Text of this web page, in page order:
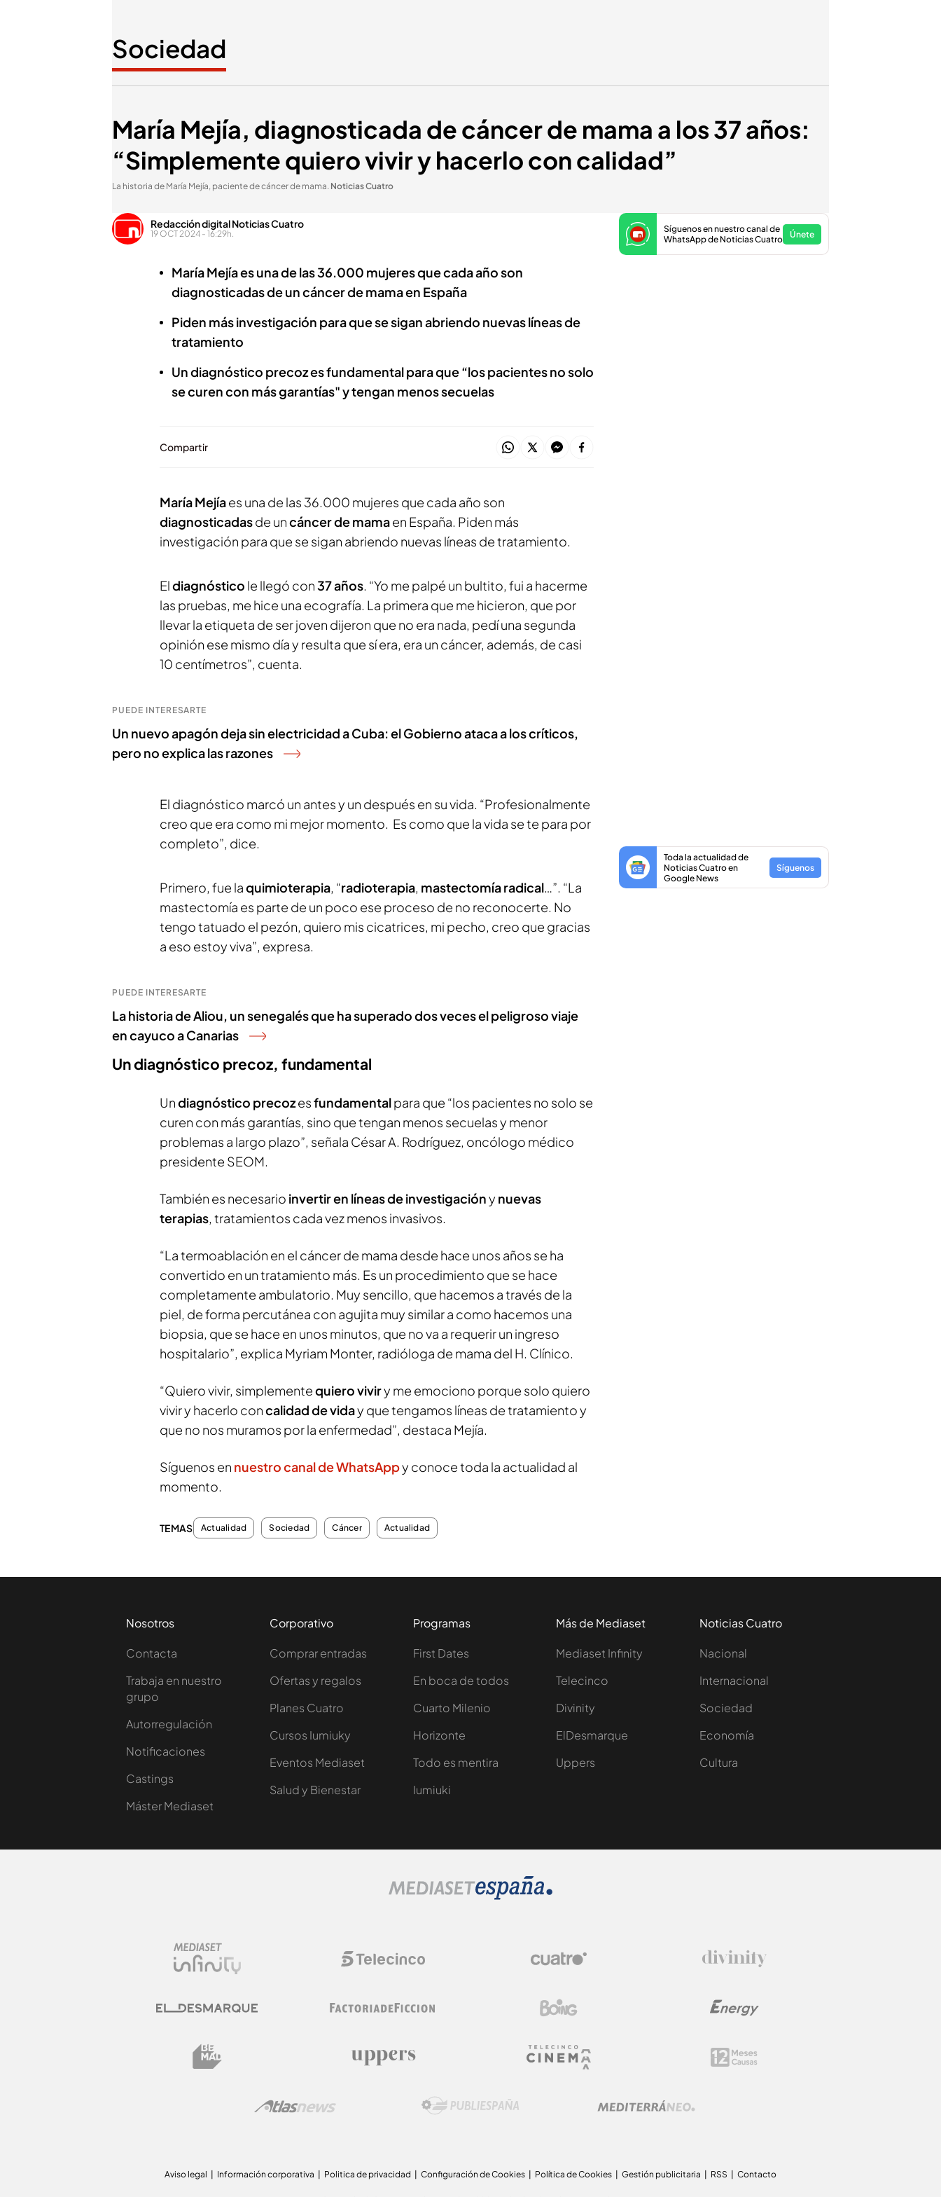
Sociedad
María Mejía, diagnosticada de cáncer de mama a los 37 años:
“Simplemente quiero vivir y hacerlo con calidad”
La historia de María Mejía, paciente de cáncer de mama. Noticias Cuatro
Redacción digital Noticias Cuatro
19 OCT 2024 - 16:29h.
María Mejía es una de las 36.000 mujeres que cada año son
diagnosticadas de un cáncer de mama en España
Piden más investigación para que se sigan abriendo nuevas líneas de
tratamiento
Un diagnóstico precoz es fundamental para que “los pacientes no solo
se curen con más garantías" y tengan menos secuelas
Compartir
María Mejíaes una de las 36.000 mujeres que cada año son
diagnosticadasde uncáncer de mamaen España. Piden más
investigación para que se sigan abriendo nuevas líneas de tratamiento.
Eldiagnóstico le llegó con37 años. “Yo me palpé un bultito, fui a hacerme
las pruebas, me hice una ecografía. La primera que me hicieron, que por
llevar la etiqueta de ser joven dijeron que no era nada, pedí una segunda
opinión ese mismo día y resulta que sí era, era un cáncer, además, de casi
10 centímetros”, cuenta.
PUEDE INTERESARTE
Un nuevo apagón deja sin electricidad a Cuba: el Gobierno ataca a los críticos,
pero no explica las razones
El diagnóstico marcó un antes y un después en su vida. “Profesionalmente
creo que era como mi mejor momento. Es como que la vida se te para por
completo”, dice.
Primero, fue laquimioterapia, “radioterapia, mastectomía radical…”. “La
mastectomía es parte de un poco ese proceso de no reconocerte. No
tengo tatuado el pezón, quiero mis cicatrices, mi pecho, creo que gracias
a eso estoy viva”, expresa.
PUEDE INTERESARTE
La historia de Aliou, un senegalés que ha superado dos veces el peligroso viaje
en cayuco a Canarias
Un diagnóstico precoz, fundamental
Undiagnóstico precozesfundamentalpara que “los pacientes no solo se
curen con más garantías, sino que tengan menos secuelas y menor
problemas a largo plazo”, señala César A. Rodríguez, oncólogo médico
presidente SEOM.
Síguenos en nuestro canal de
WhatsApp de Noticias Cuatro
Únete
También es necesario invertir en líneas de investigacióny nuevas
terapias, tratamientos cada vez menos invasivos.
“La termoablación en el cáncer de mama desde hace unos años se ha
convertido en un tratamiento más. Es un procedimiento que se hace
completamente ambulatorio. Muy sencillo, que hacemos a través de la
piel, de forma percutánea con agujita muy similar a como hacemos una
biopsia, que se hace en unos minutos, que no va a requerir un ingreso
hospitalario”, explica Myriam Monter, radióloga de mama del H. Clínico.
Toda la actualidad de
Noticias Cuatro en
Google News
Síguenos
“Quiero vivir, simplementequiero viviry me emociono porque solo quiero
vivir y hacerlo concalidad de viday que tengamos líneas de tratamiento y
que no nos muramos por la enfermedad”, destaca Mejía.
Síguenos en nuestro canal de WhatsAppy conoce toda la actualidad al
momento.
TEMAS Actualidad Sociedad Cáncer Actualidad
Nosotros
Contacta
Trabaja en nuestro
grupo
Autorregulación
Notificaciones
Castings
Máster Mediaset
Corporativo
Comprar entradas
Ofertas y regalos
Planes Cuatro
Cursos Iumiuky
Eventos Mediaset
Salud y Bienestar
Programas
First Dates
En boca de todos
Cuarto Milenio
Horizonte
Todo es mentira
Iumiuki
Más de Mediaset
Mediaset Infinity
Telecinco
Divinity
ElDesmarque
Uppers
Noticias Cuatro
Nacional
Internacional
Sociedad
Economía
Cultura
Aviso legal Información corporativa Politica de privacidad Configuración de Cookies Política de Cookies Gestión publicitaria RSS Contacto